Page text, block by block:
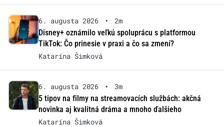
6. augusta 2026 •
2m
Disney+ oznámilo veľkú spoluprácu s platformou
TikTok: Čo prinesie v praxi a čo sa zmení?
Katarína Šimková
6. augusta 2026 •
3m
5 tipov na filmy na streamovacích službách: akčná
novinka aj kvalitná dráma a mnoho ďalšieho
Katarína Šimková